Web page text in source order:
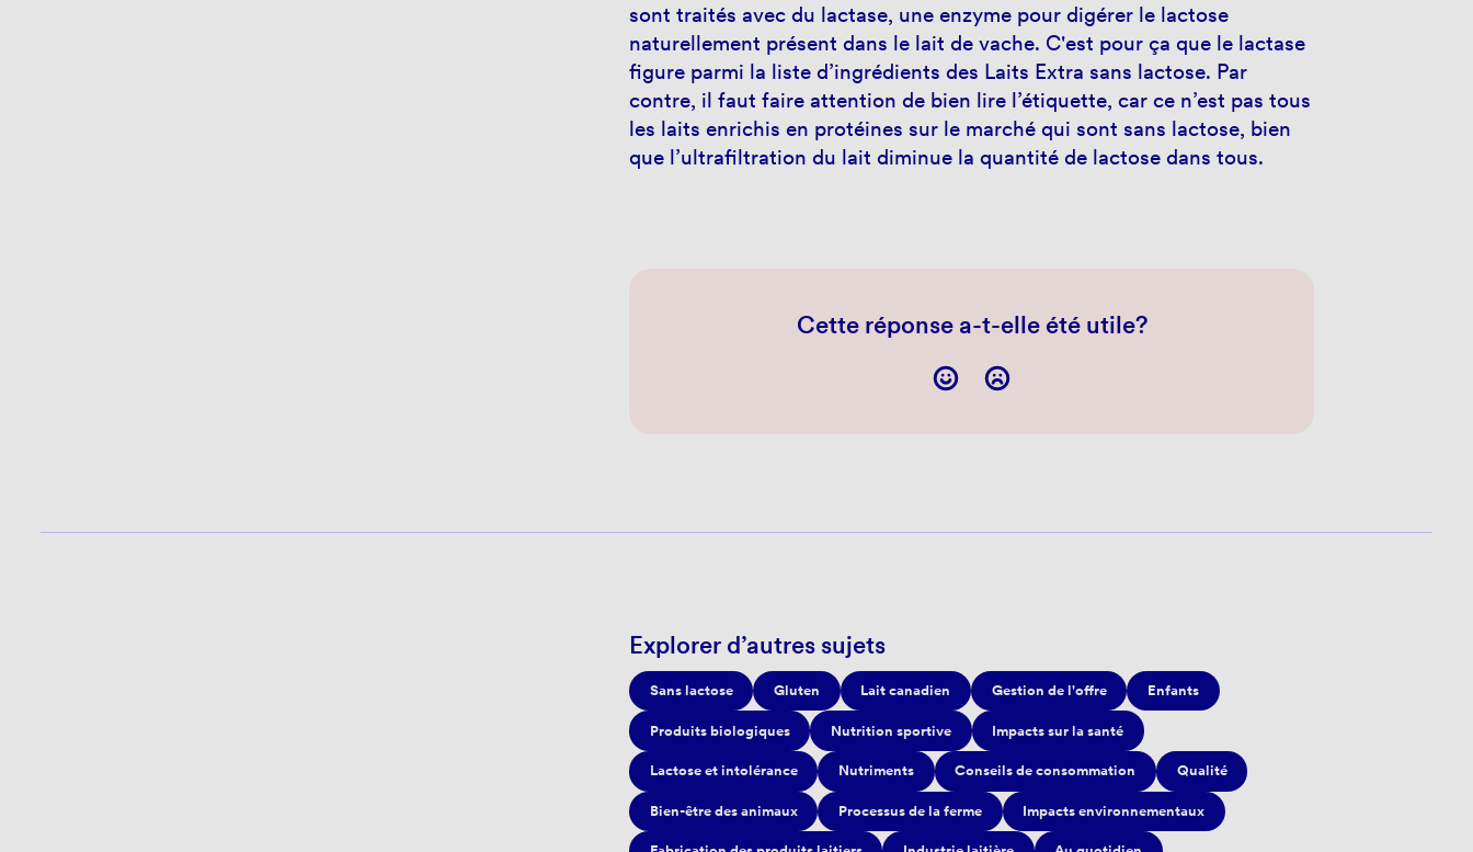
sont traités avec du lactase, une enzyme pour digérer le lactose
naturellement présent dans le lait de vache. C'est pour ça que le lactase
figure parmi la liste d’ingrédients des Laits Extra sans lactose. Par
contre, il faut faire attention de bien lire l’étiquette, car ce n’est pas tous
les laits enrichis en protéines sur le marché qui sont sans lactose, bien
que l’ultrafiltration du lait diminue la quantité de lactose dans tous.
Cette réponse a-t-elle été utile?
Explorer d’autres sujets
Sans lactose Gluten Lait canadien Gestion de l'offre Enfants
Produits biologiques Nutrition sportive Impacts sur la santé
Lactose et intolérance Nutriments Conseils de consommation Qualité
Bien-être des animaux Processus de la ferme Impacts environnementaux